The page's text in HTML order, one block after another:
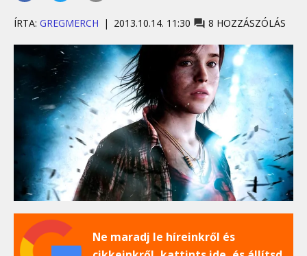
ÍRTA: GREGMERCH 2013.10.14. 11:30 8 HOZZÁSZÓLÁS
Ne maradj le híreinkről és